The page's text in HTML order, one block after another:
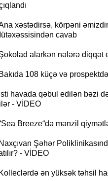
xəstədirsə, körpəni
cavab
alarkən nələrə diqqət
108 küçə və
havada qəbul edilən bəzi
- VİDEO
Breeze“də mənzil
Şəhər
- VİDEO
ən yüksək təhsil